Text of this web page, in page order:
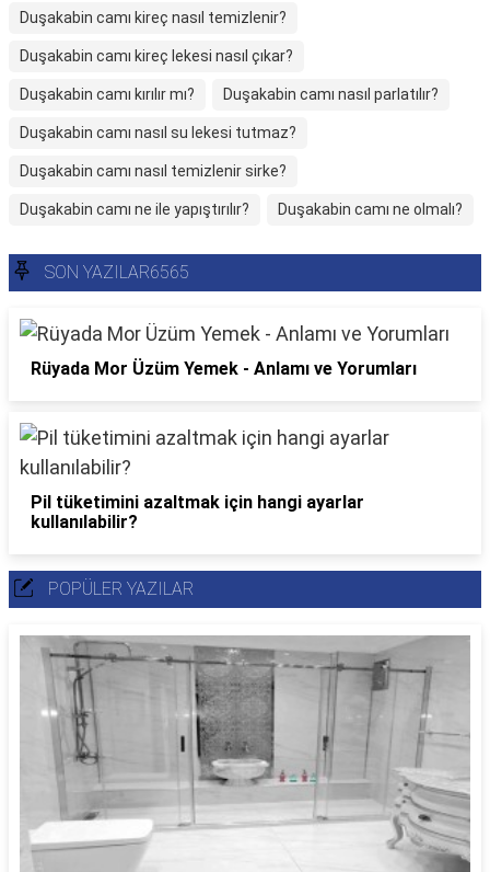
Duşakabin camı kireç nasıl temizlenir?
Duşakabin camı kireç lekesi nasıl çıkar?
Duşakabin camı kırılır mı? Duşakabin camı nasıl parlatılır?
Duşakabin camı nasıl su lekesi tutmaz?
Duşakabin camı nasıl temizlenir sirke?
Duşakabin camı ne ile yapıştırılır? Duşakabin camı ne olmalı?
SON YAZILAR6565
Rüyada Mor Üzüm Yemek - Anlamı ve Yorumları
Pil tüketimini azaltmak için hangi ayarlar
kullanılabilir?
POPÜLER YAZILAR